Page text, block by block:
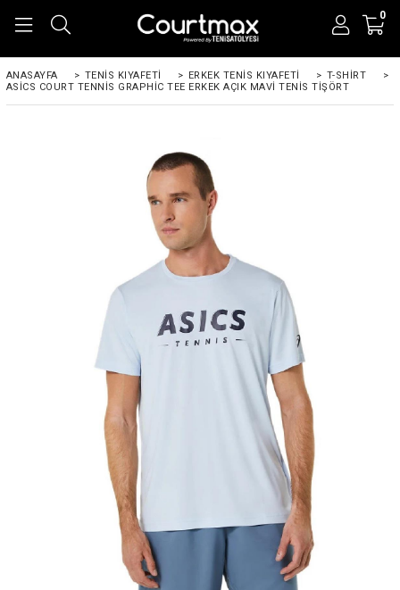
0
ANASAYFA > TENIS KIYAFETI > ERKEK TENIS KIYAFETI > T-SHIRT
>
ASICS COURT TENNIS GRAPHIC TEE ERKEK AÇIK MAVI TENIS TIŞÖRT